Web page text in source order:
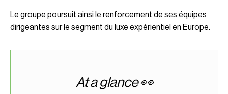
Le groupe poursuit ainsi le renforcement de ses équipes
dirigeantes sur le segment du luxe expérientiel en Europe.
At a glance 👀